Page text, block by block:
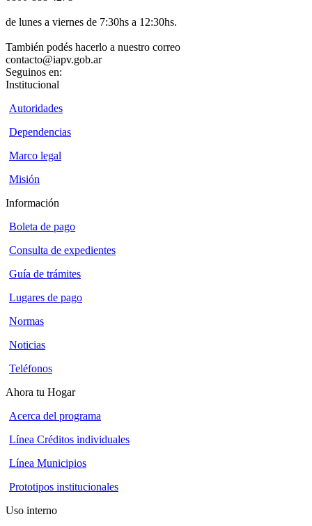
de lunes a viernes de 7:30hs a 12:30hs.
También podés hacerlo a nuestro correo
contacto@iapv.gob.ar
Seguinos en:
Institucional
Autoridades
Dependencias
Marco legal
Misión
Información
Boleta de pago
Consulta de expedientes
Guía de trámites
Lugares de pago
Normas
Noticias
Teléfonos
Ahora tu Hogar
Acerca del programa
Línea Créditos individuales
Línea Municipios
Prototipos institucionales
Uso interno